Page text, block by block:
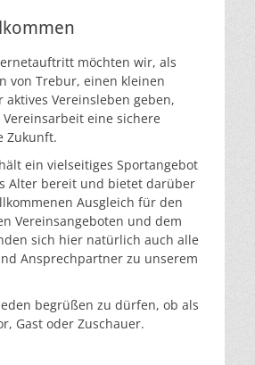
Fussball
Tischtennis
Turnen
Volleyball
Cricket
möchten wir, als
von Trebur, einen kleinen
aktives Vereinsleben geben,
eine sichere
Zukunft.
ein vielseitiges Sportangebot
Alter bereit und bietet darüber
Ausgleich für den
Vereinsangeboten und dem
sich hier natürlich auch alle
Ansprechpartner zu unserem
begrüßen zu dürfen, ob als
Gast oder Zuschauer.